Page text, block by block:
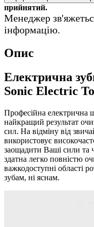
прийнятий.
Менеджер
інформацію.
Опис
Електрична
Sonic Electric
Професійна електрична
найкращий результат
сил. На відміну від
використовує
заощадити Ваші сили та
здатна легко повністю
важкодоступні області
зубам, ні яснам.